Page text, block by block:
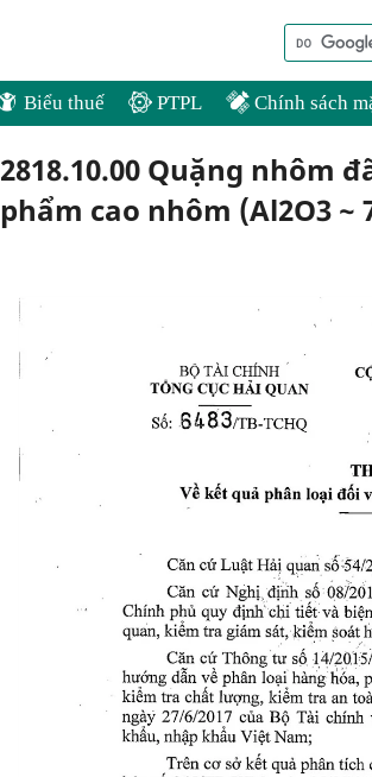
Biểu thuế PTPL Chính sách
2818.10.00 Quặng nhôm
phẩm cao nhôm (Al2O3 ~